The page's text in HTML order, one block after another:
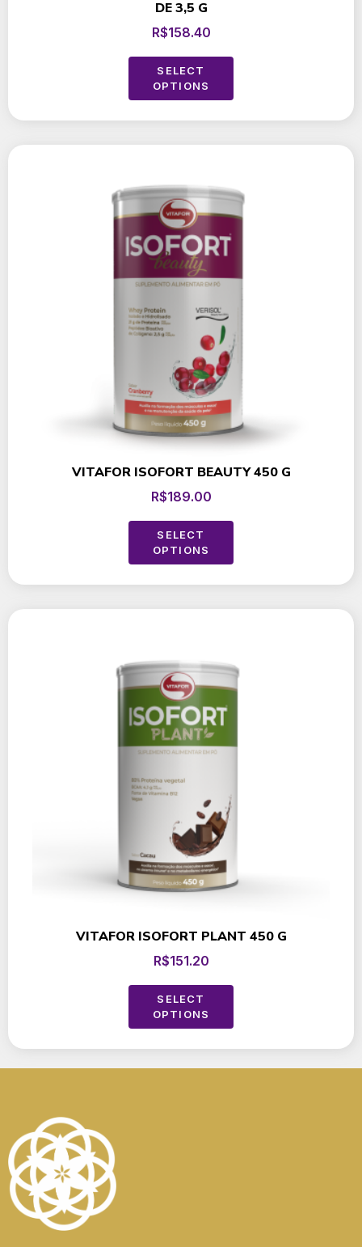
DE 3,5 G
R$158.40
SELECT
OPTIONS
VITAFOR ISOFORT BEAUTY 450 G
R$189.00
SELECT
OPTIONS
VITAFOR ISOFORT PLANT 450 G
R$151.20
SELECT
OPTIONS